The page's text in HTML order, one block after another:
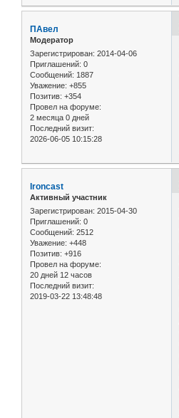
ПАвел
Модератор
Зарегистрирован: 2014-04-06
Приглашений: 0
Сообщений: 1887
Уважение: +855
Позитив: +354
Провел на форуме:
2 месяца 0 дней
Последний визит:
2026-06-05 10:15:28
Ironcast
Активный участник
Зарегистрирован: 2015-04-30
Приглашений: 0
Сообщений: 2512
Уважение: +448
Позитив: +916
Провел на форуме:
20 дней 12 часов
Последний визит:
2019-03-22 13:48:48